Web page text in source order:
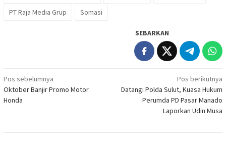
PT Raja Media Grup
Somasi
SEBARKAN
Navigasi
pos
Pos sebelumnya
Oktober Banjir Promo Motor
Honda
Pos berikutnya
Datangi Polda Sulut, Kuasa Hukum
Perumda PD Pasar Manado
Laporkan Udin Musa